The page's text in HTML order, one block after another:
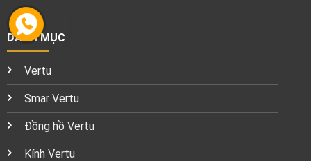
DANH MỤC
Vertu
Smar Vertu
Đồng hồ Vertu
Kính Vertu